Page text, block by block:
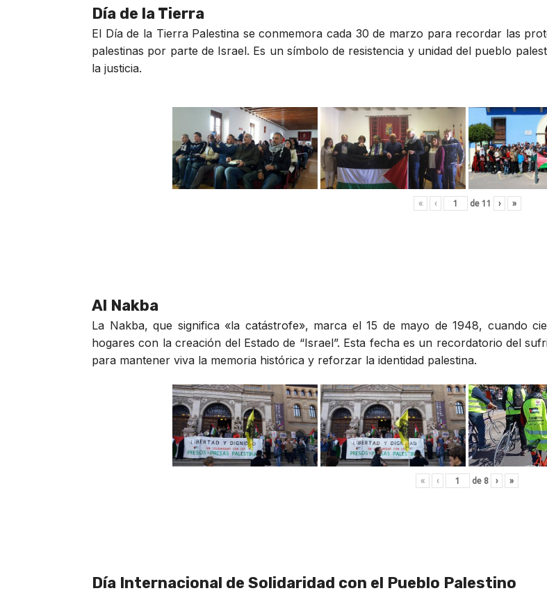
Día de la Tierra
El Día de la Tierra Palestina se conmemora cada 30 de marzo para recordar las
palestinas por parte de Israel. Es un símbolo de resistencia y unidad del pueblo
la justicia.
« ‹ de 11 › »
Al Nakba
La Nakba, que significa «la catástrofe», marca el 15 de mayo de 1948, cuando
hogares con la creación del Estado de “Israel”. Esta fecha es un recordatorio del
para mantener viva la memoria histórica y reforzar la identidad palestina.
« ‹ de 8 › »
Día Internacional de Solidaridad con el Pueblo Palestino